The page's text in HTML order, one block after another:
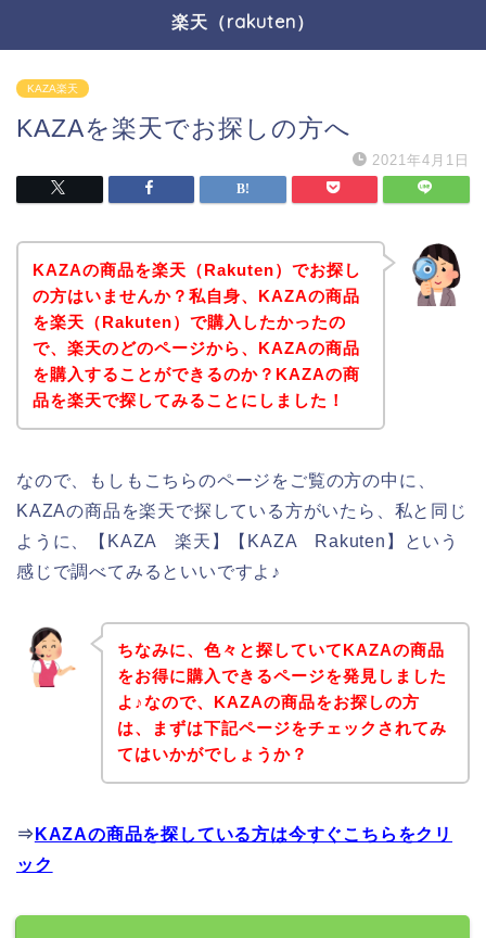
楽天（rakuten）
KAZA楽天
KAZAを楽天でお探しの方へ
2021年4月1日
KAZAの商品を楽天（Rakuten）でお探し
の方はいませんか？私自身、KAZAの商品
を楽天（Rakuten）で購入したかったの
で、楽天のどのページから、KAZAの商品
を購入することができるのか？KAZAの商
品を楽天で探してみることにしました！
なので、もしもこちらのページをご覧の方の中に、
KAZAの商品を楽天で探している方がいたら、私と同じ
ように、【KAZA 楽天】【KAZA Rakuten】という
感じで調べてみるといいですよ♪
ちなみに、色々と探していてKAZAの商品
をお得に購入できるページを発見しました
よ♪なので、KAZAの商品をお探しの方
は、まずは下記ページをチェックされてみ
てはいかがでしょうか？
⇒ KAZAの商品を探している方は今すぐこちらをクリ
ック